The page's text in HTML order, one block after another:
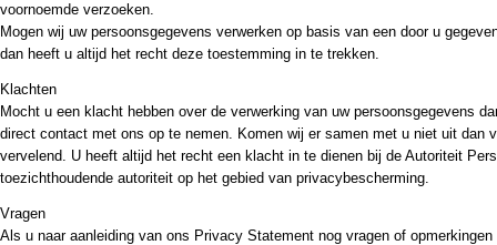
voornoemde verzoeken.
Mogen wij uw persoonsgegevens verwerken op basis van een door u
dan heeft u altijd het recht deze toestemming in te trekken.
Klachten
Mocht u een klacht hebben over de verwerking van uw persoonsgegevens
direct contact met ons op te nemen. Komen wij er samen met u niet uit dan
vervelend. U heeft altijd het recht een klacht in te dienen bij de Autoriteit
toezichthoudende autoriteit op het gebied van privacybescherming.
Vragen
Als u naar aanleiding van ons Privacy Statement nog vragen of